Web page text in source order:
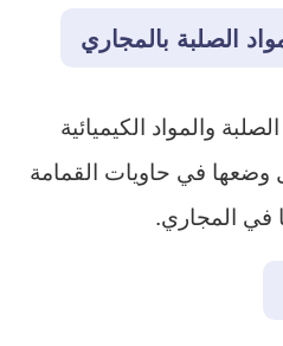
الصلبة بالمجاري
والمواد الكيميائية
وضعها في حاويات القمامة
في المجاري.